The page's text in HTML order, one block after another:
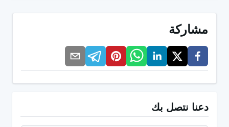
التهاب أنسجة الثدي
عدم كفاية كمية الحليب
بالإضافة إلى ذلك، فإن هذه المشكلة، التي يمكن ملاحظتها
أيضاً لدى الأطفال الصغار، لها عدد من العلامات والأعراض.
صعوبة نطق الأصوات التي تتطلب أن يلمس لسان
مشاركة
دعنا نتصل بك